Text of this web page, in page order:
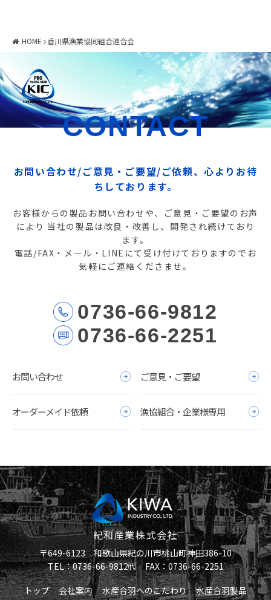
HOME 香川県漁業協同組合連合会
CONTACT
お問い合わせ/ご意見・ご要望/ご依頼、心よりお待
ちしております。
お客様からの製品お問い合わせや、ご意見・ご要望のお声
により 当社の製品は改良・改善し、開発され続けており
ます。
電話/FAX・メール・LINEにて受け付けておりますのでお
気軽にご連絡くださませ。
0736-66-9812
0736-66-2251
お問い合わせ ご意見・ご要望
オーダーメイド依頼 漁協組合・企業様専用
紀和産業株式会社
〒649-6123 和歌山県紀の川市桃山町神田386-10
TEL：0736-66-9812㈹ FAX：0736-66-2251
トップ
会社案内 水産合羽へのこだわり 水産合羽製品